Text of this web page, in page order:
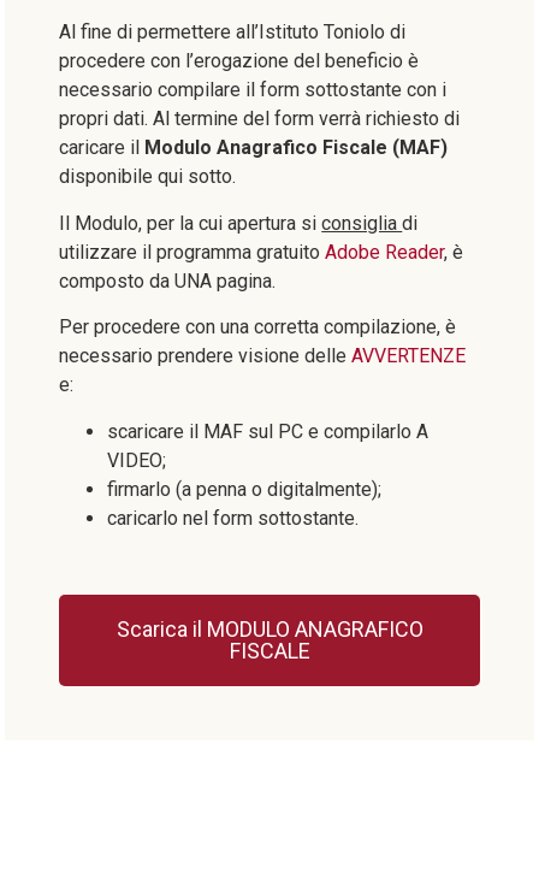
Al fine di permettere all’Istituto Toniolo di
procedere con l’erogazione del beneficio è
necessario compilare il form sottostante con i
propri dati. Al termine del form verrà richiesto di
caricare il Modulo Anagrafico Fiscale (MAF)
disponibile qui sotto.
Il Modulo, per la cui apertura siconsigliadi
utilizzare il programma gratuitoAdobe Reader, è
composto da UNA pagina.
Per procedere con una corretta compilazione, è
necessario prendere visione delleAVVERTENZE
e:
scaricare il MAF sul PC e compilarlo A
VIDEO;
firmarlo (a penna o digitalmente);
caricarlo nel form sottostante.
Scarica il MODULO ANAGRAFICO
FISCALE